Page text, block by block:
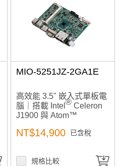
MIO-5251JZ-2GA1E
高效能 3.5" 嵌入式單板電
腦｜搭載 Intel ® Celeron
J1900 與 Atom™
提供多重顯示輸出與豐富
NT$14,900 已含稅
規格比較